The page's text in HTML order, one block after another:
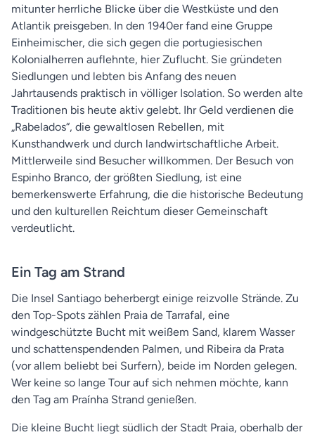
mitunter herrliche Blicke über die Westküste und den
Atlantik preisgeben. In den 1940er fand eine Gruppe
Einheimischer, die sich gegen die portugiesischen
Kolonialherren auflehnte, hier Zuflucht. Sie gründeten
Siedlungen und lebten bis Anfang des neuen
Jahrtausends praktisch in völliger Isolation. So werden alte
Traditionen bis heute aktiv gelebt. Ihr Geld verdienen die
„Rabelados“, die gewaltlosen Rebellen, mit
Kunsthandwerk und durch landwirtschaftliche Arbeit.
Mittlerweile sind Besucher willkommen. Der Besuch von
Espinho Branco, der größten Siedlung, ist eine
bemerkenswerte Erfahrung, die die historische Bedeutung
und den kulturellen Reichtum dieser Gemeinschaft
verdeutlicht.
Ein Tag am Strand
Die Insel Santiago beherbergt einige reizvolle Strände. Zu
den Top-Spots zählen Praia de Tarrafal, eine
windgeschützte Bucht mit weißem Sand, klarem Wasser
und schattenspendenden Palmen, und Ribeira da Prata
(vor allem beliebt bei Surfern), beide im Norden gelegen.
Wer keine so lange Tour auf sich nehmen möchte, kann
den Tag am Praínha Strand genießen.
Die kleine Bucht liegt südlich der Stadt Praia, oberhalb der